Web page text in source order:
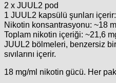
2 x JUUL2 pod
1 JUUL2 kapsülü şunları
Nikotin konsantrasyonu: ~18
Toplam nikotin içeriği: ~21,6
JUUL2 bölmeleri, benzersiz
sıvılarını içerir.
18 mg/ml nikotin gücü. Her